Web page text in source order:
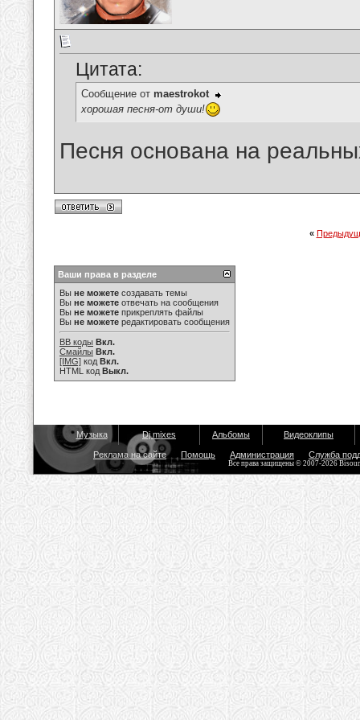
Цитата:
Сообщение от maestrokot
хорошая песня-от души!
Песня основана на
«
Ваши права в разделе
Вы не можете создавать темы
Вы не можете отвечать на сообщения
Вы не можете прикреплять файлы
Вы не можете редактировать сообщения
BB коды Вкл.
Смайлы Вкл.
[IMG] код Вкл.
HTML код Выкл.
Музыка Dj mixes Альбомы Видеоклипы
Реклама на сайте Помощь Администрация Служба
Все права защищены © 2007-2026